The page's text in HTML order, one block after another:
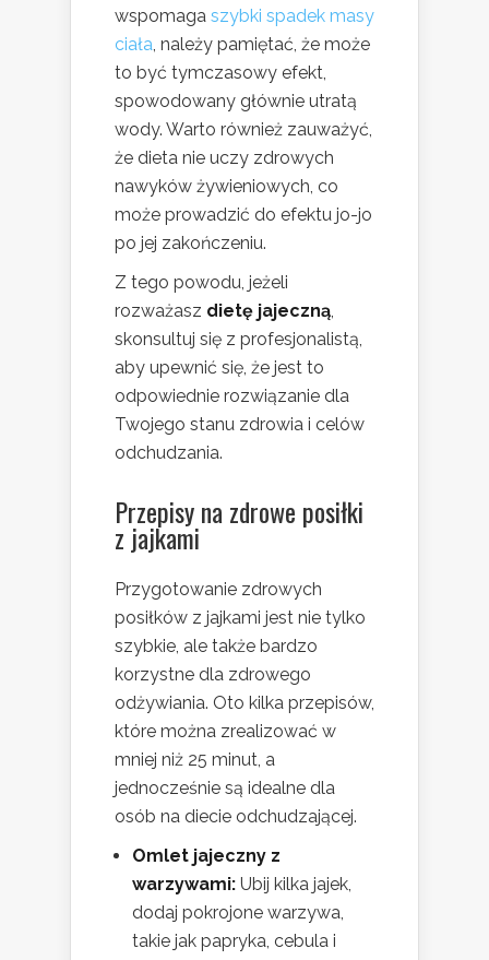
wspomaga szybki spadek masy
ciała, należy pamiętać, że może
to być tymczasowy efekt,
spowodowany głównie utratą
wody. Warto również zauważyć,
że dieta nie uczy zdrowych
nawyków żywieniowych, co
może prowadzić do efektu jo-jo
po jej zakończeniu.
Z tego powodu, jeżeli
rozważasz dietę jajeczną,
skonsultuj się z profesjonalistą,
aby upewnić się, że jest to
odpowiednie rozwiązanie dla
Twojego stanu zdrowia i celów
odchudzania.
Przepisy na zdrowe posiłki
z jajkami
Przygotowanie zdrowych
posiłków z jajkami jest nie tylko
szybkie, ale także bardzo
korzystne dla zdrowego
odżywiania. Oto kilka przepisów,
które można zrealizować w
mniej niż 25 minut, a
jednocześnie są idealne dla
osób na diecie odchudzającej.
Omlet jajeczny z
warzywami: Ubij kilka jajek,
dodaj pokrojone warzywa,
takie jak papryka, cebula i